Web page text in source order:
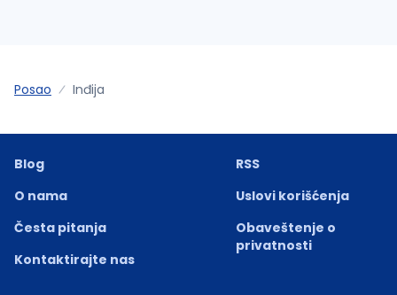
Posao Inđija
Blog
O nama
Česta pitanja
Kontaktirajte nas
RSS
Uslovi korišćenja
Obaveštenje o
privatnosti